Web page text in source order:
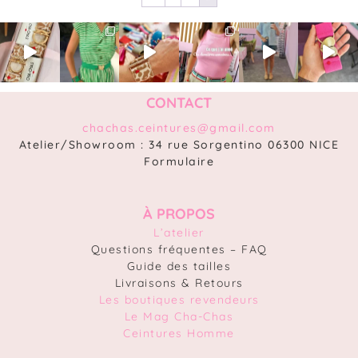
CONTACT
chachas.ceintures@gmail.com
Atelier/Showroom : 34 rue Sorgentino 06300 NICE
Formulaire
À PROPOS
L’atelier
Questions fréquentes – FAQ
Guide des tailles
Livraisons & Retours
Les boutiques revendeurs
Le Mag Cha-Chas
Ceintures Homme